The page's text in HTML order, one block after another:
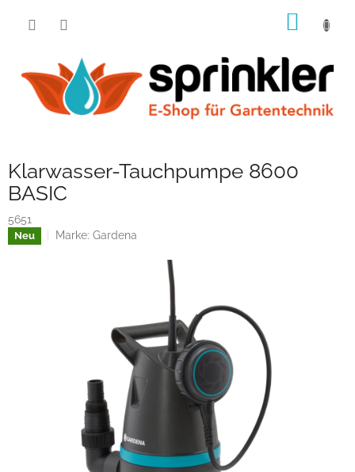
Klarwasser-Tauchpumpe 8600
BASIC
5651
Neu Marke: Gardena